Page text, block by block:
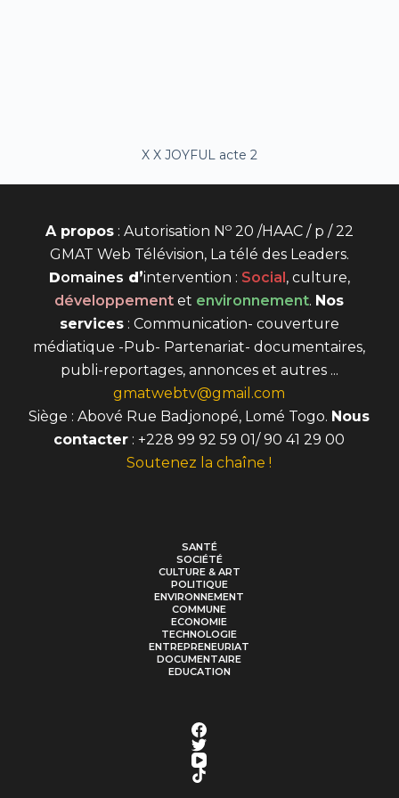
X X JOYFUL acte 2
A propos: Autorisation N o20 /HAAC / p / 22
GMAT Web Télévision, La télé des Leaders.
Domaines d’intervention : Social , culture,
développement et environnement. Nos
services: Communication- couverture
médiatique -Pub- Partenariat- documentaires,
publi-reportages, annonces et autres ...
gmatwebtv@gmail.com
Siège : Abové Rue Badjonopé, Lomé Togo. Nous
contacter : +228 99 92 59 01/ 90 41 29 00
Soutenez la chaîne !
SANTÉ
SOCIÉTÉ
CULTURE & ART
POLITIQUE
ENVIRONNEMENT
COMMUNE
ECONOMIE
TECHNOLOGIE
ENTREPRENEURIAT
DOCUMENTAIRE
EDUCATION